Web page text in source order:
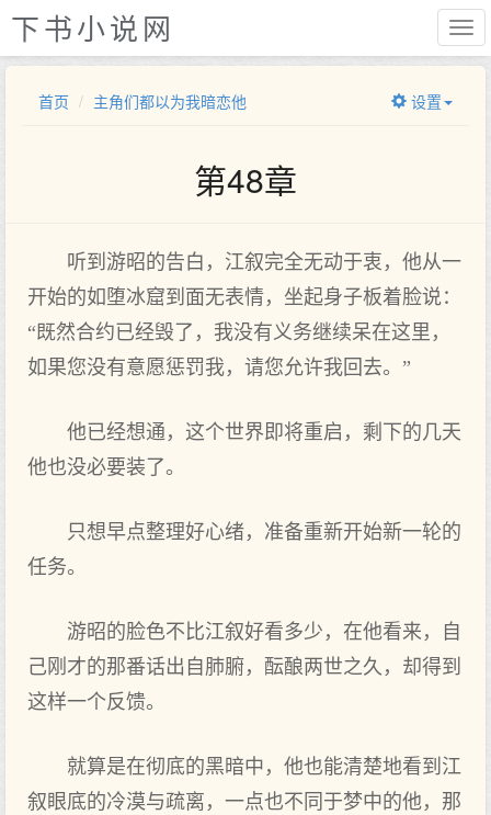
下书小说网
首页 主角们都以为我暗恋他 设置
第48章
听到游昭的告白，江叙完全无动于衷，他从一
开始的如堕冰窟到面无表情，坐起身子板着脸说：
“既然合约已经毁了，我没有义务继续呆在这里，
如果您没有意愿惩罚我，请您允许我回去。”
他已经想通，这个世界即将重启，剩下的几天
他也没必要装了。
只想早点整理好心绪，准备重新开始新一轮的
任务。
游昭的脸色不比江叙好看多少，在他看来，自
己刚才的那番话出自肺腑，酝酿两世之久，却得到
这样一个反馈。
就算是在彻底的黑暗中，他也能清楚地看到江
叙眼底的冷漠与疏离，一点也不同于梦中的他，那